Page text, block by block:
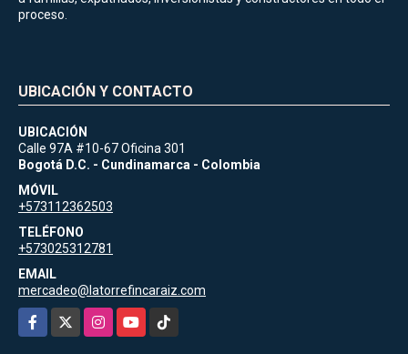
proceso.
UBICACIÓN Y CONTACTO
UBICACIÓN
Calle 97A #10-67 Oficina 301
Bogotá D.C. - Cundinamarca - Colombia
MÓVIL
+573112362503
TELÉFONO
+573025312781
EMAIL
mercadeo@latorrefincaraiz.com
Facebook
InstagramYouTubeTikTok